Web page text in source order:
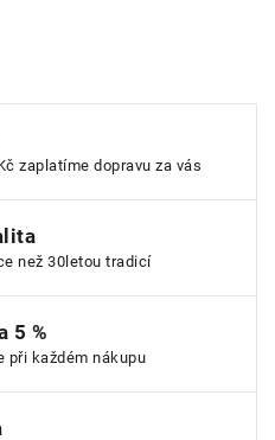
zaplatíme dopravu za vás
než 30letou tradicí
5 %
při každém nákupu